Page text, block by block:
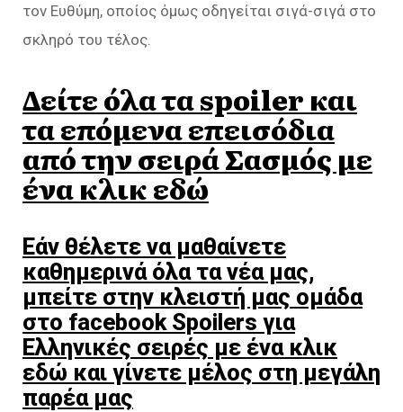
τον Ευθύμη, οποίος όμως οδηγείται σιγά-σιγά στο
σκληρό του τέλος.
Δείτε όλα τα spoiler και
τα επόμενα επεισόδια
από την σειρά Σασμός με
ένα κλικ εδώ
Εάν θέλετε να μαθαίνετε
καθημερινά όλα τα νέα μας,
μπείτε στην κλειστή μας ομάδα
στο facebook Spoilers για
Ελληνικές σειρές με ένα κλικ
εδώ και γίνετε μέλος στη μεγάλη
παρέα μας